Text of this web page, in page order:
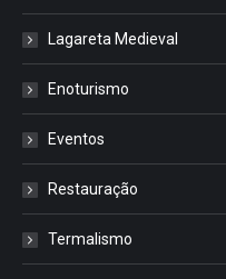
Lagareta Medieval
Enoturismo
Eventos
Restauração
Termalismo